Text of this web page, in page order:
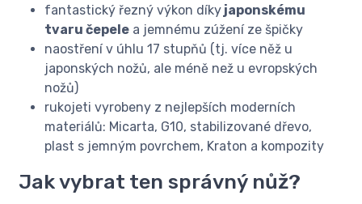
fantastický řezný výkon díky japonskému
tvaru čepele a jemnému zúžení ze špičky
naostření v úhlu 17 stupňů (tj. více něž u
japonských nožů, ale méně než u evropských
nožů)
rukojeti vyrobeny z nejlepších moderních
materiálů: Micarta, G10, stabilizované dřevo,
plast s jemným povrchem, Kraton a kompozity
Jak vybrat ten správný nůž?